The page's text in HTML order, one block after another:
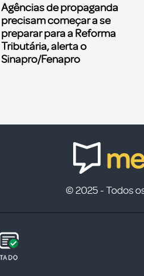
Agências de propaganda
precisam começar a se
preparar para a Reforma
Tributária, alerta o
Sinapro/Fenapro
© 2025 - Todos